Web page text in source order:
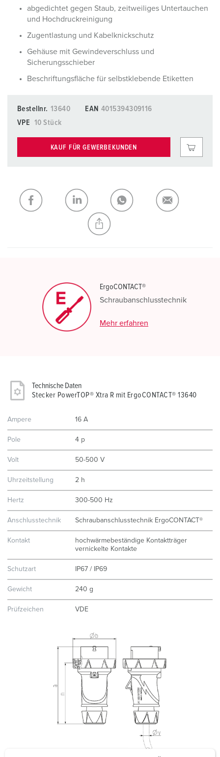
abgedichtet gegen Staub, zeitweiliges Untertauchen
und Hochdruckreinigung
Zugentlastung und Kabelknickschutz
Gehäuse mit Gewindeverschluss und
Sicherungsschieber
Beschriftungsfläche für selbstklebende Etiketten
Bestellnr. 13640 EAN 4015394309116
VPE
10 Stück
KAUF FÜR GEWERBEKUNDEN
ErgoCONTACT®
Schraubanschlusstechnik
Mehr erfahren
Technische Daten
Stecker PowerTOP® Xtra R mit ErgoCONTACT® 13640
Ampere 16 A
Pole 4 p
Volt 50-500 V
Uhrzeitstellung 2 h
Hertz 300-500 Hz
Anschlusstechnik Schraubanschlusstechnik ErgoCONTACT®
Kontakt
hochwärmebeständige Kontaktträger
vernickelte Kontakte
Schutzart IP67 / IP69
Gewicht 240 g
Prüfzeichen VDE